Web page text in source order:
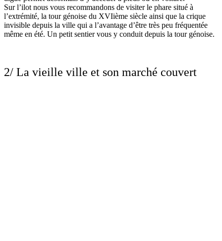
Sur l’ilot nous vous recommandons de visiter le phare situé à
l’extrémité, la tour génoise du XVIième siècle ainsi que la crique
invisible depuis la ville qui a l’avantage d’être très peu fréquentée
même en été. Un petit sentier vous y conduit depuis la tour génoise.
2/ La vieille ville et son marché couvert